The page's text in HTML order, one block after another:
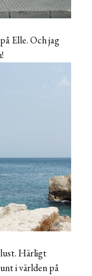
Elle. Och jag
Härligt
i världen på